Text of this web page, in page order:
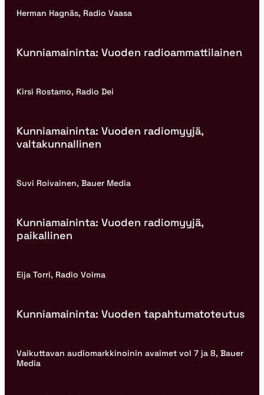
Herman Hagnäs, Radio Vaasa
Kunniamaininta: Vuoden radioammattilainen
Kirsi Rostamo, Radio Dei
Kunniamaininta: Vuoden radiomyyjä,
valtakunnallinen
Suvi Roivainen, Bauer Media
Kunniamaininta: Vuoden radiomyyjä,
paikallinen
Eija Torri, Radio Voima
Kunniamaininta: Vuoden tapahtumatoteutus
Vaikuttavan audiomarkkinoinin avaimet vol 7 ja 8, Bauer
Media